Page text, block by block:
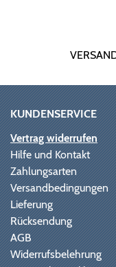
KUNDENSERVICE
Vertrag widerrufen
Hilfe und Kontakt
Zahlungsarten
Versandbedingungen
Lieferung
Rücksendung
AGB
Widerrufsbelehrung